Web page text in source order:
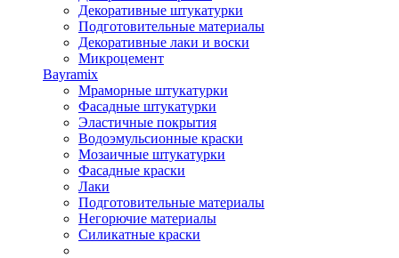
Декоративные штукатурки
Подготовительные материалы
Декоративные лаки и воски
Микроцемент
Bayramix
Мраморные штукатурки
Фасадные штукатурки
Эластичные покрытия
Водоэмульсионные краски
Мозаичные штукатурки
Фасадные краски
Лаки
Подготовительные материалы
Негорючие материалы
Силикатные краски